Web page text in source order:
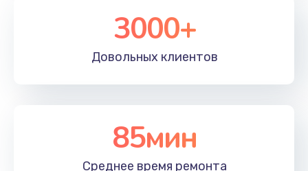
3000+
Довольных клиентов
85мин
Среднее время ремонта